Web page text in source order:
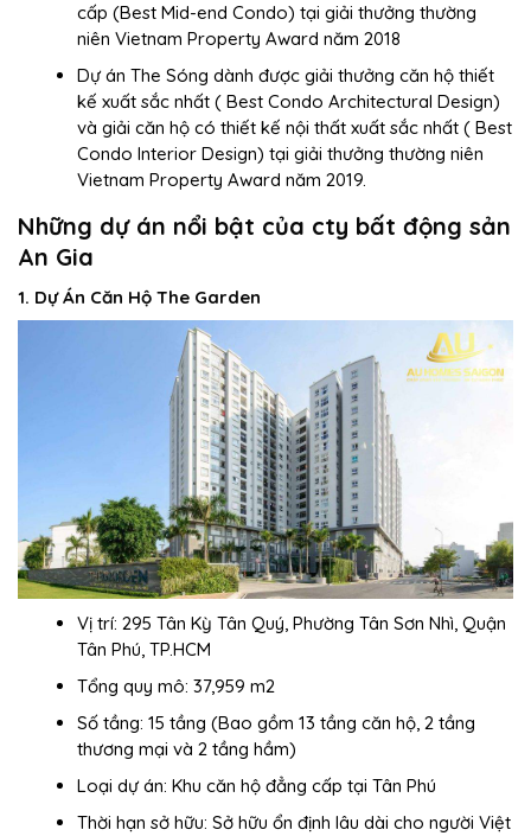
cấp (Best Mid-end Condo) tại giải thưởng thường
niên Vietnam Property Award năm 2018
Dự án The Sóng dành được giải thưởng căn hộ thiết
kế xuất sắc nhất ( Best Condo Architectural Design)
và giải căn hộ có thiết kế nội thất xuất sắc nhất ( Best
Condo Interior Design) tại giải thưởng thường niên
Vietnam Property Award năm 2019.
Những dự án nổi bật của cty bất động sản
An Gia
1. Dự Án Căn Hộ The Garden
Vị trí: 295 Tân Kỳ Tân Quý, Phường Tân Sơn Nhì, Quận
Tân Phú, TP.HCM
Tổng quy mô: 37,959 m2
Số tầng: 15 tầng (Bao gồm 13 tầng căn hộ, 2 tầng
thương mại và 2 tầng hầm)
Loại dự án: Khu căn hộ đẳng cấp tại Tân Phú
Thời hạn sở hữu: Sở hữu ổn định lâu dài cho người Việt